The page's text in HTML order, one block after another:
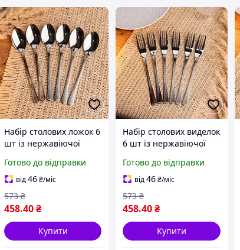
Набір столових ложок 6
шт із нержавіючої
Classic комплект
столові прилади для
кухні дому
Готово до відправки
від46₴/міс
458.40₴
573 ₴
Купити
Набір столових виделок
6 шт із нержавіючої
Classic комплект
столові прилади для
кухні
Готово до відправки
від46₴/міс
458.40₴
573 ₴
Купити